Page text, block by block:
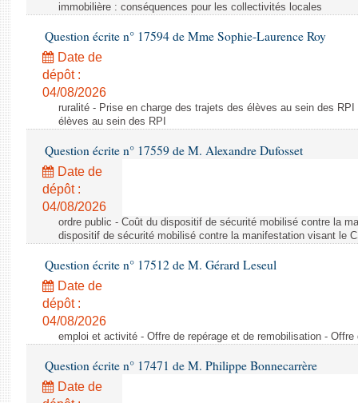
immobilière : conséquences pour les collectivités locales
Question écrite n° 17594 de Mme Sophie-Laurence Roy
Date de
dépôt :
04/08/2026
ruralité - Prise en charge des trajets des élèves au sein des
élèves au sein des RPI
Question écrite n° 17559 de M. Alexandre Dufosset
Date de
dépôt :
04/08/2026
ordre public - Coût du dispositif de sécurité mobilisé contre la
dispositif de sécurité mobilisé contre la manifestation visant le
Question écrite n° 17512 de M. Gérard Leseul
Date de
dépôt :
04/08/2026
emploi et activité - Offre de repérage et de remobilisation -
Question écrite n° 17471 de M. Philippe Bonnecarrère
Date de